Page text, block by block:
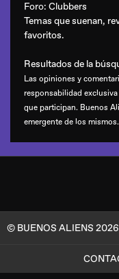
Foro: Clubbers
Temas que suenan,
favoritos.
Resultados de la
Las opiniones y
responsabilidad
que participan. Buenos
emergente de los mismos.
© BUENOS ALIENS 2026